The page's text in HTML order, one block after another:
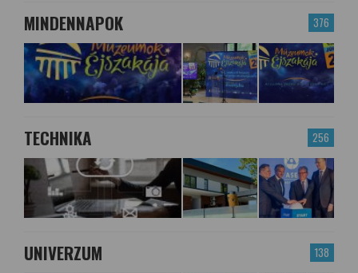
376
MINDENNAPOK
256
TECHNIKA
138
UNIVERZUM